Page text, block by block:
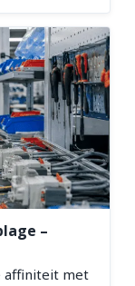
–
affiniteit met